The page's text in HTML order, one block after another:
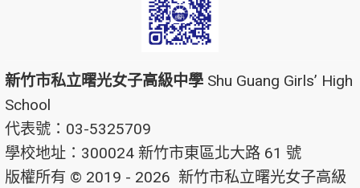
新竹市私立曙光女子高級中學 Shu Guang Girls’ High
School
代表號：03-5325709
學校地址：300024 新竹市東區北大路 61 號
版權所有 © 2019 - 2026 新竹市私立曙光女子高級